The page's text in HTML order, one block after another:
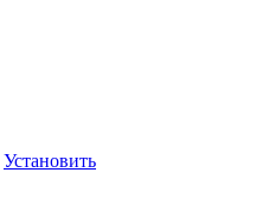
Установить